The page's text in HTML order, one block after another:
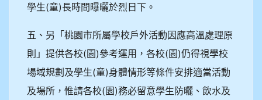
學生(童)長時間曝曬於烈日下。
五、另「桃園市所屬學校戶外活動因應高溫處理原
則」提供各校(園)參考運用，各校(園)仍得視學校
場域規劃及學生(童)身體情形等條件安排適當活動
及場所，惟請各校(園)務必留意學生防曬、飲水及